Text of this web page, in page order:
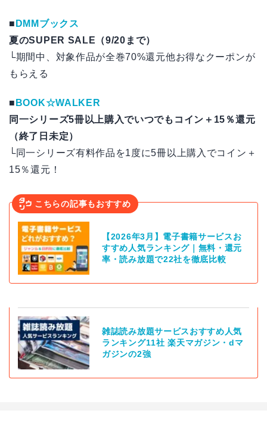
■ DMMブックス
夏のSUPER SALE（9/20まで）
└期間中、対象作品が全巻70%還元他お得なクーポンが
もらえる
■ BOOK☆WALKER
同一シリーズ5冊以上購入でいつでもコイン＋15％還元
（終了日未定）
└同一シリーズ有料作品を1度に5冊以上購入でコイン＋
15％還元！
こちらの記事もおすすめ
【2026年3月】電子書籍サービスお
すすめ人気ランキング｜無料・還元
率・読み放題で22社を徹底比較
雑誌読み放題サービスおすすめ人気
ランキング11社 楽天マガジン・dマ
ガジンの2強